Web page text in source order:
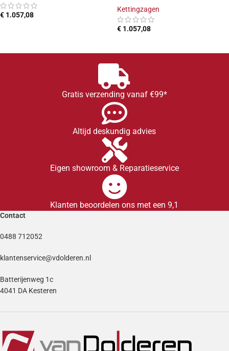
€ 1.057,08
Kettingzagen
€ 1.057,08
Gratis verzending vanaf €99*
Altijd deskundig advies
Eigen showroom & Reparatieservice
Klanten beoordelen ons met een 9,1
Contact
0488 712052
klantenservice@vdolderen.nl
Batterijenweg 1c
4041 DA Kesteren